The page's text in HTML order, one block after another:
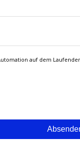
auf dem